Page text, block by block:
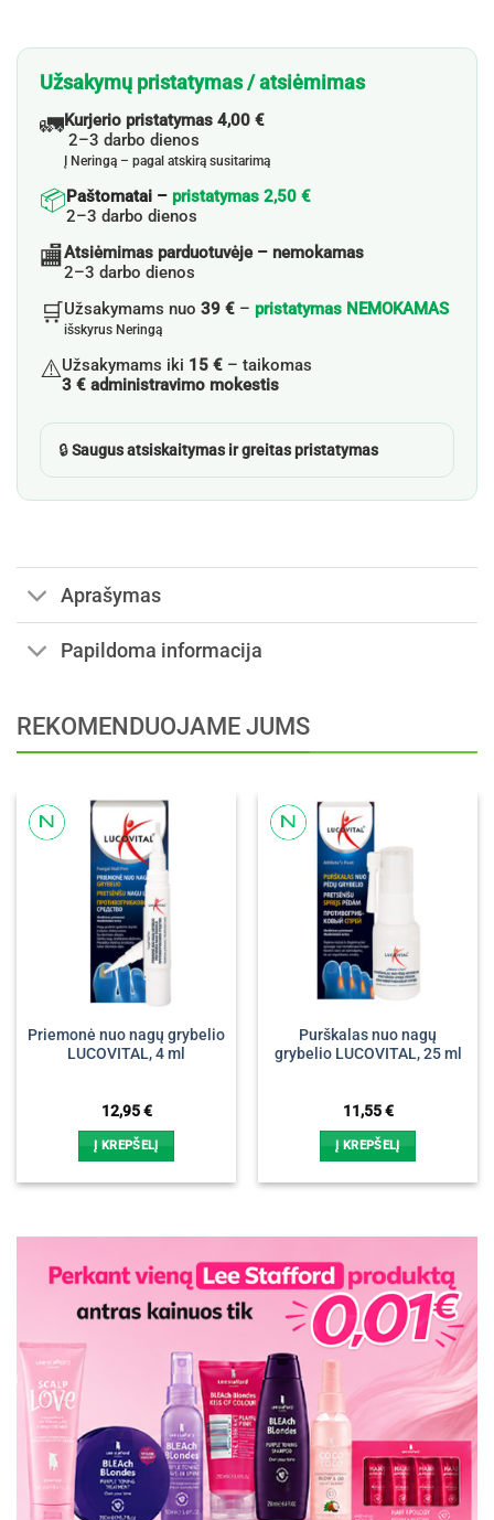
Užsakymų pristatymas / atsiėmimas
🚛Kurjerio pristatymas 4,00 €
2–3 darbo dienos
Į Neringą – pagal atskirą susitarimą
📦Paštomatai – pristatymas 2,50 €
2–3 darbo dienos
🏬Atsiėmimas parduotuvėje – nemokamas
2–3 darbo dienos
🛒Užsakymams nuo 39 € – pristatymas NEMOKAMAS
išskyrus Neringą
⚠️Užsakymams iki 15 € – taikomas
3 € administravimo mokestis
🔒Saugus atsiskaitymas ir greitas pristatymas
Aprašymas
Papildoma informacija
REKOMENDUOJAME JUMS
Priemonė nuo nagų grybelio
LUCOVITAL, 4 ml
12,95€
Į KREPŠELĮ
Purškalas nuo nagų
grybelio LUCOVITAL, 25 ml
11,55€
Į KREPŠELĮ